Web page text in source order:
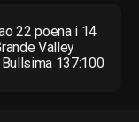
22 poena i 14
Valley
137:100